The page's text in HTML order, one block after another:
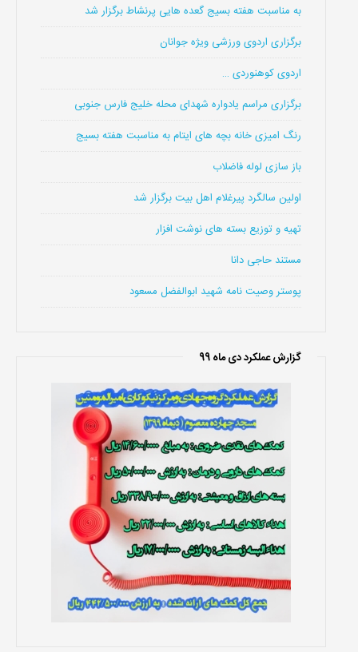
به مناسبت هفته بسیج گعده هایی پرنشاط برگزار شد
برگزاری اردوی ورزشی ویژه جوانان
اردوی کوهنوردی …
برگزاری مراسم یادواره شهدای محله خلیج فارس جنوبی
رنگ امیزی خانه بچه های ایتام به مناسبت هفته بسیج
باز سازی لوله فاضلاب
اولین سالگرد پیرغلام اهل بیت برگزار شد
تهیه و توزیع بسته های نوشت افزار
مستند حاجی دانا
پوستر وصیت نامه شهید ابوالفضل مسعود
گزارش عملکرد دی ماه 99